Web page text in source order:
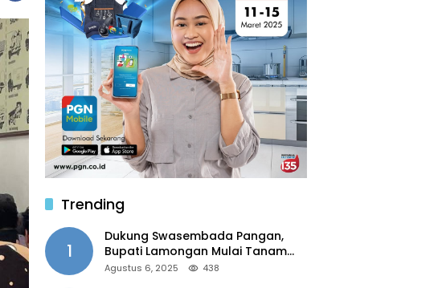
Trending
1
Dukung Swasembada Pangan,
Bupati Lamongan Mulai Tanam
Padi Musim Ketiga
Agustus 6, 2025 438